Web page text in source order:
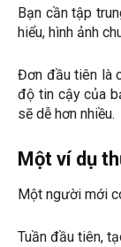
Bạn cần tập
hiểu, hình ảnh
Đơn đầu tiên là
độ tin cậy của
sẽ dễ hơn nhiều.
Một ví dụ
Một người mới
Tuần đầu tiên,